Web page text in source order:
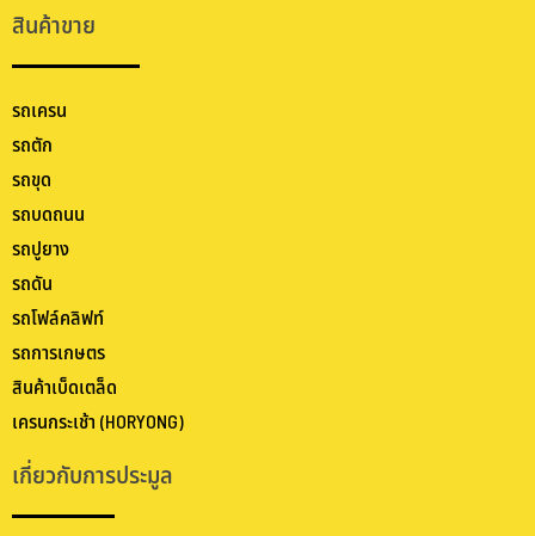
สินค้าขาย
รถเครน
รถตัก
รถขุด
รถบดถนน
รถปูยาง
รถดัน
รถโฟล์คลิฟท์
รถการเกษตร
สินค้าเบ็ดเตล็ด
เครนกระเช้า (HORYONG)
เกี่ยวกับการประมูล